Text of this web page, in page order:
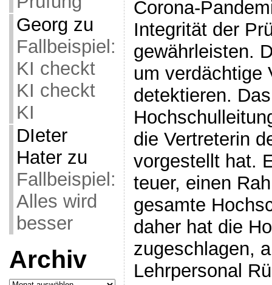
Georg zu
Fallbeispiel:
KI checkt
KI checkt
KI
DIeter
Haterzu
Fallbeispiel:
Alles wird
besser
Archiv
Archiv
Corona-
Integrität der
gewährleisten.
um verdächtige
detektieren.
die Vertreterin
vorgestellt hat.
teuer, einen
gesamte
daher hat die
zugeschlagen,
Lehrpersonal